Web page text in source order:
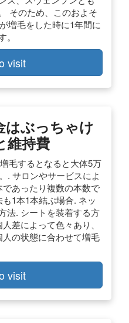
そのため、このおよそ
増毛をした時に1年間に
visit
はぶっちゃけ
維持費
毛するとなると大体5万
. サロンやサービスによ
あったり複数の本数で
1本1本結ぶ場合. ネッ
法. シートを装着する方
差によって色々あり、
の状態に合わせて増毛
visit